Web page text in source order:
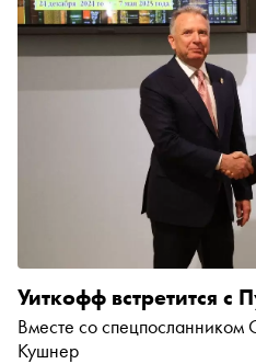
Уиткофф встретится с
Вместе со
Кушнер